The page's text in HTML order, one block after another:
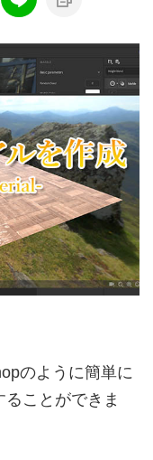
のように簡単に
ことができま